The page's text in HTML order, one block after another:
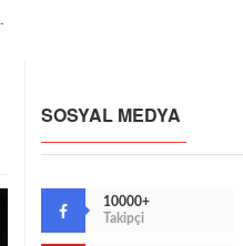
SOSYAL MEDYA
10000+
Takipçi